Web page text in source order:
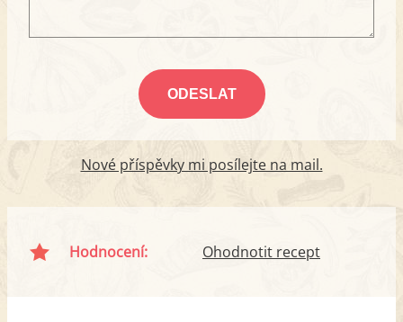
Nové příspěvky mi posílejte na mail.
Hodnocení: Ohodnotit recept